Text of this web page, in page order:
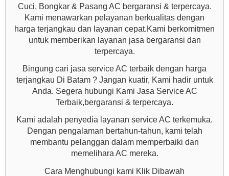
Cuci, Bongkar & Pasang AC bergaransi & terpercaya.
Kami menawarkan pelayanan berkualitas dengan
harga terjangkau dan layanan cepat.Kami berkomitmen
untuk memberikan layanan jasa bergaransi dan
terpercaya.
Bingung cari jasa service AC terbaik dengan harga
terjangkau Di Batam ? Jangan kuatir, Kami hadir untuk
Anda. Segera hubungi Kami Jasa Service AC
Terbaik,bergaransi & terpercaya.
Kami adalah penyedia layanan service AC terkemuka.
Dengan pengalaman bertahun-tahun, kami telah
membantu pelanggan dalam memperbaiki dan
memelihara AC mereka.
Cara Menghubungi kami Klik Dibawah